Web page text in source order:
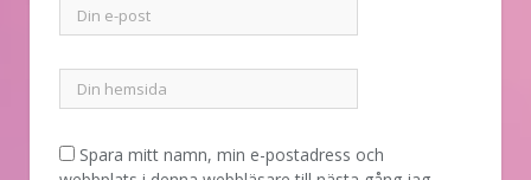
Spara mitt namn, min e-postadress och